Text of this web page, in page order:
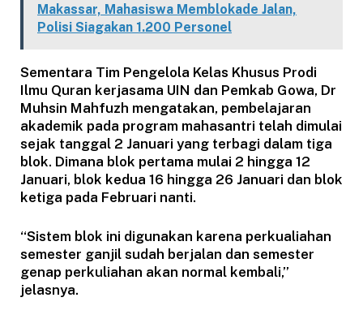
Makassar, Mahasiswa Memblokade Jalan,
Polisi Siagakan 1.200 Personel
Sementara Tim Pengelola Kelas Khusus Prodi
Ilmu Quran kerjasama UIN dan Pemkab Gowa, Dr
Muhsin Mahfuzh mengatakan, pembelajaran
akademik pada program mahasantri telah dimulai
sejak tanggal 2 Januari yang terbagi dalam tiga
blok. Dimana blok pertama mulai 2 hingga 12
Januari, blok kedua 16 hingga 26 Januari dan blok
ketiga pada Februari nanti.
“Sistem blok ini digunakan karena perkualiahan
semester ganjil sudah berjalan dan semester
genap perkuliahan akan normal kembali,”
jelasnya.